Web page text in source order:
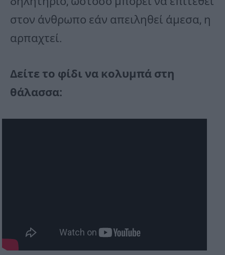
στον άνθρωπο εάν απειληθεί άμεσα, η
αρπαχτεί.
Δείτε το φίδι να κολυμπά στη
θάλασσα: